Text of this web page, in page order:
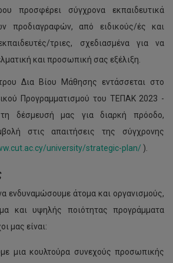
προσφέρει σύγχρονα εκπαιδευτικά
προδιαγραφών, από ειδικούς/ές και
τριες, σχεδιασμένα για να
και προσωπική σας εξέλιξη.
Δια Βίου Μάθησης εντάσσεται στο
Προγραμματισμού του ΤΕΠΑΚ 2023 -
τη δέσμευσή μας για διαρκή πρόοδο,
στις απαιτήσεις της σύγχρονης
university/strategic-plan/ ).
ενδυναμώσουμε άτομα και οργανισμούς,
και υψηλής ποιότητας προγράμματα
μας είναι:
μια κουλτούρα συνεχούς προσωπικής